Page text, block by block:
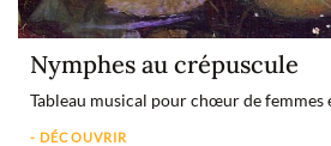
Nymphes au crépuscule
Tableau musical pour chœur de femmes
- DÉCOUVRIR